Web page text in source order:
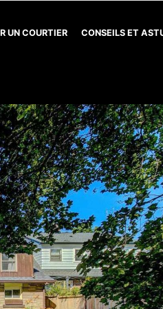
UN COURTIER CONSEILS ET